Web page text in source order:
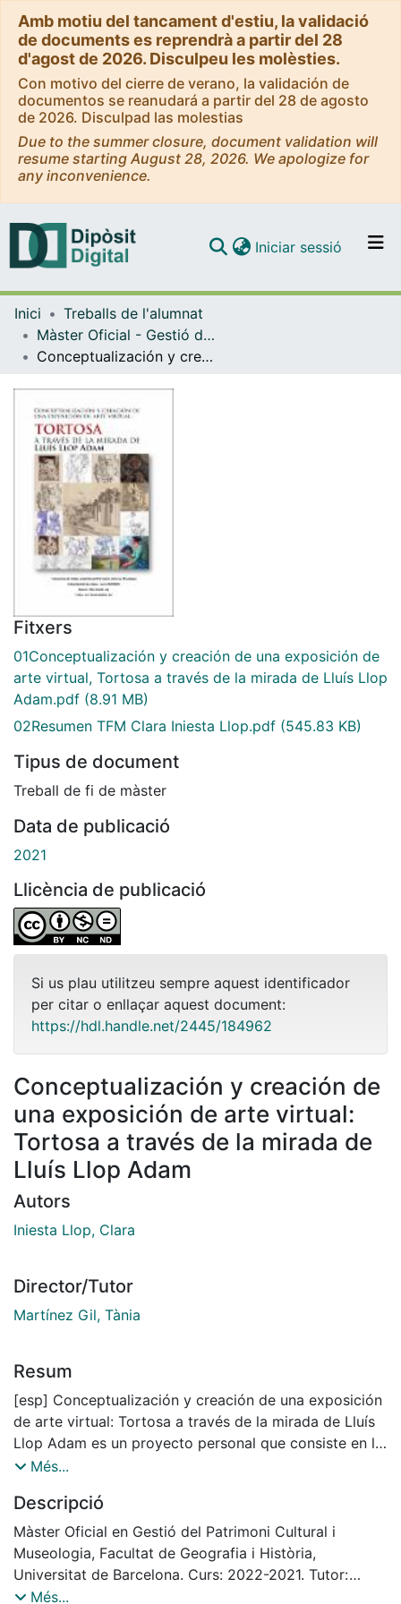
Amb motiu del tancament d'estiu, la validació
de documents es reprendrà a partir del 28
d'agost de 2026. Disculpeu les molèsties.
Con motivo del cierre de verano, la validación de
documentos se reanudará a partir del 28 de agosto
de 2026. Disculpad las molestias
Due to the summer closure, document validation will
resume starting August 28, 2026. We apologize for
any inconvenience.
Navega per tot el DD
Iniciar sessió (current)
Inici
Treballs de l'alumnat
Màster Oficial - Gestió del Patrimoni Cultural i Museologia
Conceptualización y creación de una exposición de arte virtual: Tortosa a través de la mirada de Lluís Llop Adam
Fitxers
01Conceptualización y creación de una exposición de
arte virtual, Tortosa a través de la mirada de Lluís Llop
Adam.pdf (8.91 MB)
02Resumen TFM Clara Iniesta Llop.pdf (545.83 KB)
Tipus de document
Treball de fi de màster
Data de publicació
2021
Llicència de publicació
Si us plau utilitzeu sempre aquest identificador
per citar o enllaçar aquest document:
https://hdl.handle.net/2445/184962
Conceptualización y creación de
una exposición de arte virtual:
Tortosa a través de la mirada de
Lluís Llop Adam
Autors
Iniesta Llop, Clara
Director/Tutor
Martínez Gil, Tània
Resum
[esp] Conceptualización y creación de una exposición
de arte virtual: Tortosa a través de la mirada de Lluís
Llop Adam es un proyecto personal que consiste en la
creación de una exposición de arte virtual mediante la
presente trabajo tiene por objetivo conmemorar y
difundir el patrimonio artístico del artista mediante la
virtualidad. Se trata de una exposición que, a partir de
sus fundamentos teóricos, difunde el patrimonio
inmaterial de la ciudad que se presentan en las obras a
Més...
Descripció
Màster Oficial en Gestió del Patrimoni Cultural i
Museologia, Facultat de Geografia i Història,
Universitat de Barcelona. Curs: 2022-2021. Tutor:
Tània Martínez Gil
Més...